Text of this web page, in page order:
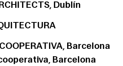
Dublín
Barcelona
Barcelona